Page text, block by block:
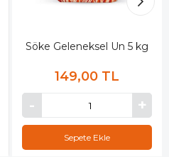
Söke Geleneksel Un 5 kg
149,00 TL
Sepete Ekle